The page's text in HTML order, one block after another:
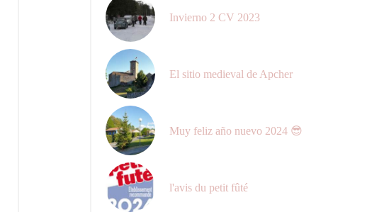
Invierno 2 CV 2023
El sitio medieval de Apcher
Muy feliz año nuevo 2024 😎
l'avis du petit fûté